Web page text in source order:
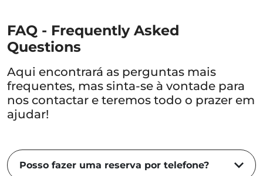
FAQ - Frequently Asked
Questions
Aqui encontrará as perguntas mais
frequentes, mas sinta-se à vontade para
nos contactar e teremos todo o prazer em
ajudar!
Posso fazer uma reserva por telefone?